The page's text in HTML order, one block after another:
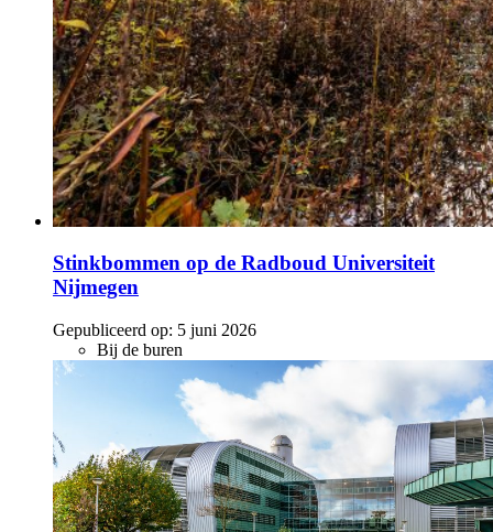
Stinkbommen op de Radboud Universiteit
Nijmegen
Gepubliceerd op: 5 juni 2026
Bij de buren